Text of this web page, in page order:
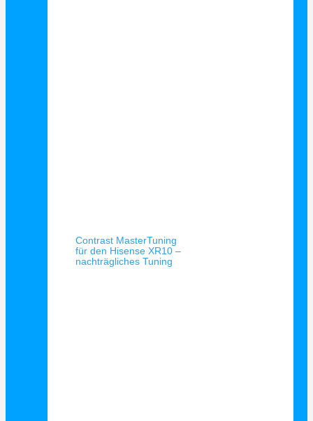
Contrast MasterTuning
für den Hisense XR10 –
nachträgliches Tuning